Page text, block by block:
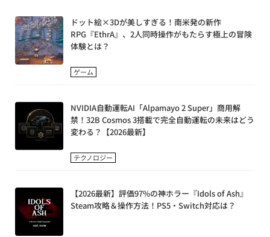
ドット絵×3Dが美しすぎる！南米発の新作
RPG『EthrA』、2人同時操作がもたらす極上の冒険
体験とは？
ゲーム
NVIDIA自動運転AI「Alpamayo 2 Super」商用解
禁！32B Cosmos 3搭載で完全自動運転の未来はどう
変わる？【2026最新】
テクノロジー
【2026最新】評価97%の神ホラー『Idols of Ash』
Steam攻略＆操作方法！PS5・Switch対応は？